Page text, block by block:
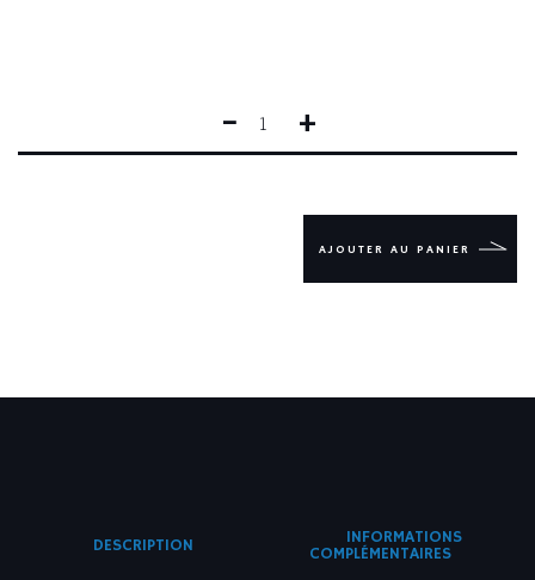
QUANTITÉ
DE
CONSTANCE
− +
AJOUTER AU PANIER
DESCRIPTION INFORMATIONS
COMPLÉMENTAIRES